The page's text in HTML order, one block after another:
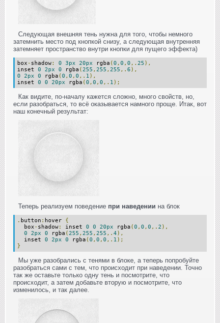
Следующая внешняя тень нужна для того, чтобы немного
затемнить место под кнопкой снизу, а следующая внутренняя
затемняет пространство внутри кнопки для пущего эффекта)
box - shadow: 0 3px 20px rgba (0 , 0 , 0 ,. 25 ),
inset 0 2px 0 rgba (255 , 255 , 255 ,. 6 ),
0
2px 0 rgba (0 , 0 , 0 ,. 1 ),
inset 0 0 20px rgba (0 , 0 , 0 ,. 1 );
Как видите, по-началу кажется сложно, много свойств, но,
если разобраться, то всё оказывается намного проще. Итак, вот
наш конечный результат:
Теперь реализуем поведение при наведении на блок
. button : hover {
box - shadow: inset 0 0 20px rgba (0 , 0 , 0 ,. 2 ),
0
2px 0 rgba (255 , 255 , 255 ,. 4 ),
inset 0 2px 0 rgba (0 , 0 , 0 ,. 1 );
}
Мы уже разобрались с тенями в блоке, а теперь попробуйте
разобраться сами с тем, что происходит при наведении. Точно
так же оставьте только одну тень и посмотрите, что
происходит, а затем добавьте вторую и посмотрите, что
изменилось, и так далее.